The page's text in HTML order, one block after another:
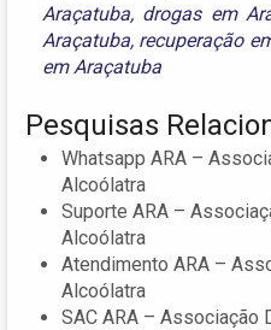
Araçatuba, drogas em
Araçatuba, recuperação
em Araçatuba
Pesquisas
Whatsapp ARA –
Alcoólatra
Suporte ARA –
Alcoólatra
Atendimento ARA –
Alcoólatra
SAC ARA – Associação